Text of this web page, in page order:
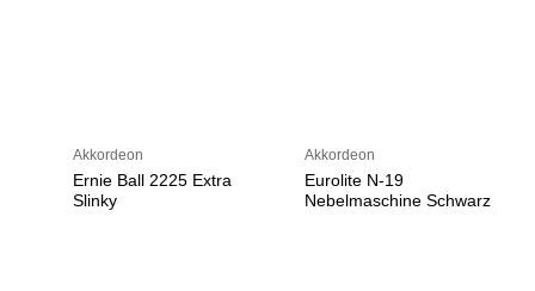
Akkordeon
Ernie Ball 2225 Extra
Slinky
Akkordeon
Eurolite N-19
Nebelmaschine Schwarz